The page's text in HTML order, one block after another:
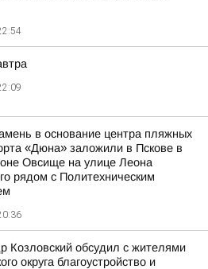
в основание центра пляжных
«Дюна» заложили в Пскове в
Овсище на улице Леона
рядом с Политехническим
Козловский обсудил с жителями
округа благоустройство и